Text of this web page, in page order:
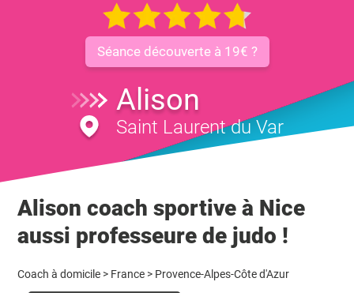
Séance découverte à 19€ ?
Alison
Saint Laurent du Var
Alison coach sportive à Nice
aussi professeure de judo !
Coach à domicile > France > Provence-Alpes-Côte d'Azur